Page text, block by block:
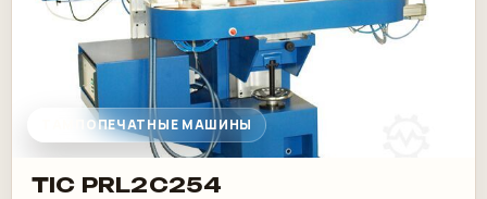
ТАМПОПЕЧАТНЫЕ МАШИНЫ
TIC PRL2C254